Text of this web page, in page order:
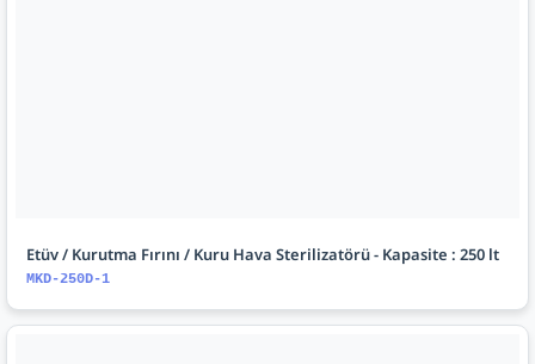
Etüv / Kurutma Fırını / Kuru Hava Sterilizatörü - Kapasite : 250 lt
MKD-250D-1